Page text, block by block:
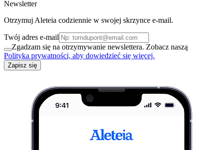
Newsletter
Otrzymuj Aleteia codziennie w swojej skrzynce e-mail.
Twój adres e-mail
Zgadzam się na otrzymywanie newslettera. Zobacz naszą
Polityka prywatności, aby dowiedzieć się więcej.
Zapisz się